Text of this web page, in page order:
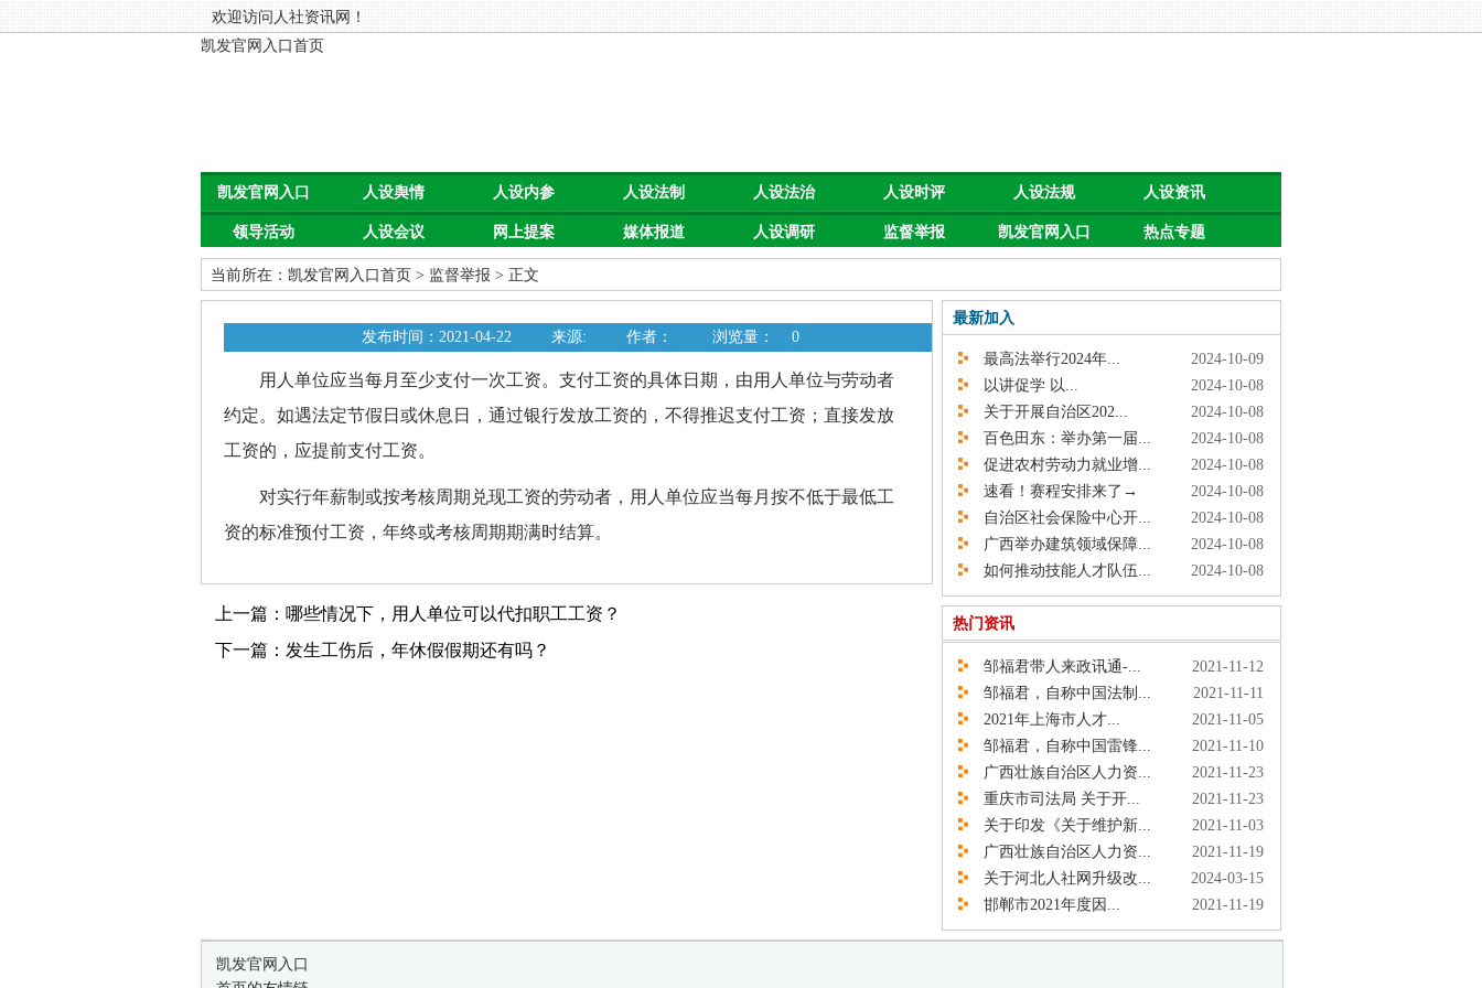
欢迎访问人社资讯网！
凯发官网入口首页
凯发官网入口
首页
人设舆情 人设内参 人设法制 人设法治 人设时评 人设法规 人设资讯
领导活动 人设会议 网上提案 媒体报道 人设调研 监督举报 凯发官网入口 热点专题
当前所在： 凯发官网入口首页 > 监督举报 > 正文
发布时间：2021-04-22 来源: 作者： 浏览量： 0
用人单位应当每月至少支付一次工资。支付工资的具体日期，由用人单位与劳动者
约定。如遇法定节假日或休息日，通过银行发放工资的，不得推迟支付工资；直接发放
工资的，应提前支付工资。
对实行年薪制或按考核周期兑现工资的劳动者，用人单位应当每月按不低于最低工
资的标准预付工资，年终或考核周期期满时结算。
上一篇：哪些情况下，用人单位可以代扣职工工资？
下一篇：发生工伤后，年休假假期还有吗？
最新加入
最高法举行2024年...
2024-10-09
以讲促学 以...
2024-10-08
关于开展自治区202...
2024-10-08
百色田东：举办第一届...
2024-10-08
促进农村劳动力就业增...
2024-10-08
速看！赛程安排来了→
2024-10-08
自治区社会保险中心开...
2024-10-08
广西举办建筑领域保障...
2024-10-08
如何推动技能人才队伍...
2024-10-08
热门资讯
邹福君带人来政讯通-...
2021-11-12
邹福君，自称中国法制...
2021-11-11
2021年上海市人才...
2021-11-05
邹福君，自称中国雷锋...
2021-11-10
广西壮族自治区人力资...
2021-11-23
重庆市司法局 关于开...
2021-11-23
关于印发《关于维护新...
2021-11-03
广西壮族自治区人力资...
2021-11-19
关于河北人社网升级改...
2024-03-15
邯郸市2021年度因...
2021-11-19
凯发官网入口